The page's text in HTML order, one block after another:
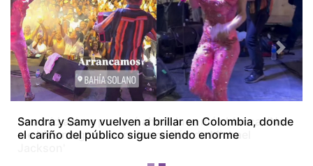
Josenid aclara por qué ahora luce más blanca: 'No
me hice ninguna transformación de Michael
Previous Next